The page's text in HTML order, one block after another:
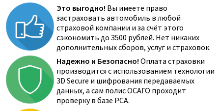
Это выгодно! Вы имеете право
застраховать автомобиль в любой
страховой компании и за счёт этого
сэкономить до 3500 рублей. Нет никаких
дополнительных сборов, услуг и страховок.
Надежно и Безопасно! Оплата страховки
производится с использованием технологии
3D Secure и шифрования передаваемых
данных, а сам полис ОСАГО проходит
проверку в базе РСА.